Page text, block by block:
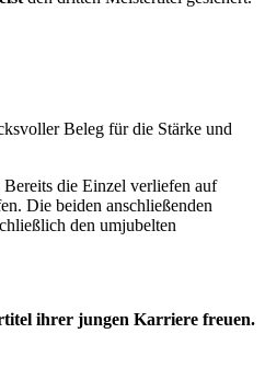
Beleg für die Stärke und
die Einzel verliefen auf
Die beiden anschließenden
den umjubelten
ihrer jungen Karriere freuen.